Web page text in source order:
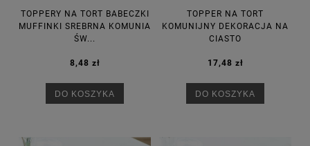
TOPPERY NA TORT BABECZKI
MUFFINKI SREBRNA KOMUNIA
ŚW...
8,48 zł
DO KOSZYKA
TOPPER NA TORT
KOMUNIJNY DEKORACJA NA
CIASTO
17,48 zł
DO KOSZYKA